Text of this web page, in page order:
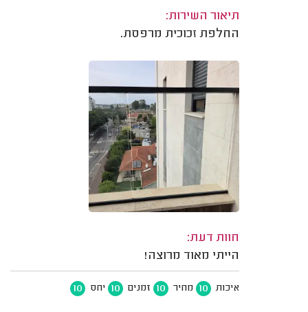
תיאור השירות:
החלפת זכוכית מרפסת.
חוות דעת:
הייתי מאוד מרוצה!
איכות 10 מחיר 10 זמנים 10 יחס 10